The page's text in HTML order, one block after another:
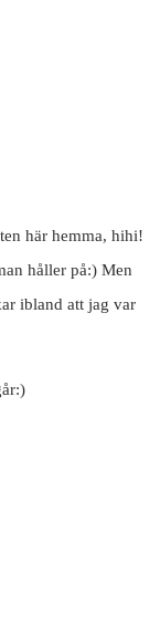
här hemma, hihi!
håller på:) Men
ibland att jag var